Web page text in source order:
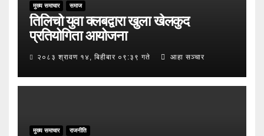
मुख्य समाचार समाज
तिलिचो युवा क्लबद्वारा खुला खेलकुद
प्रतियोगिता आयोजना
२०८३ श्रावण १४, बिहीबार ०९:३९ गते आहा सञ्चार
मुख्य समाचार राजनीति